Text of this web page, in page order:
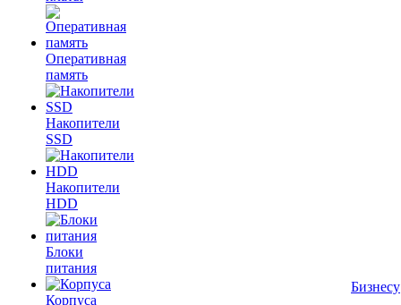
Оперативная
память
Накопители
SSD
Накопители
HDD
Блоки
питания
Корпуса
Бизнесу